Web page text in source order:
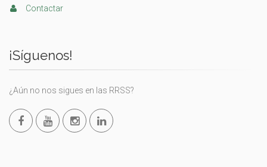
Contactar
¡Síguenos!
¿Aún no nos sigues en las RRSS?